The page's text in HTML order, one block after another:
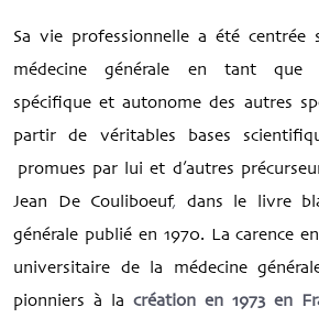
Sa vie professionnelle a été centrée
médecine générale en tant que
spécifique et autonome des autres
partir de véritables bases
promues par lui et d’autres
Jean De Couliboeuf, dans le livre
générale publié en 1970. La carence
universitaire de la médecine
pionniers à la création en 1973 en